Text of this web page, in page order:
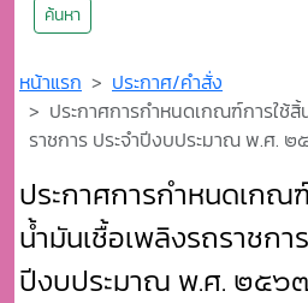
ค้นหา
หน้าแรก
ประกาศ/คำสั่ง
ประกาศการกำหนดเกณฑ์การใช้
ราชการ ประจำปีงบประมาณ พ.ศ.
ประกาศการกำหนดเกณ
น้ำมันเชื้อเพลิงรถราชกา
ปีงบประมาณ พ.ศ. ๒๕๖